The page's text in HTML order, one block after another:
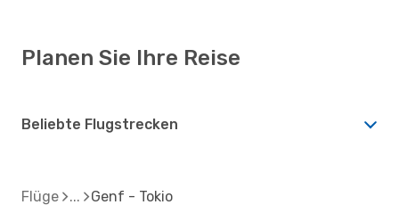
Planen Sie Ihre Reise
Beliebte Flugstrecken
Flüge Genf - Tokio